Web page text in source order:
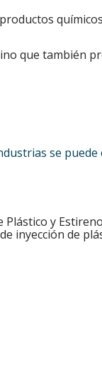
que también
se
Plástico y Estireno
inyección de